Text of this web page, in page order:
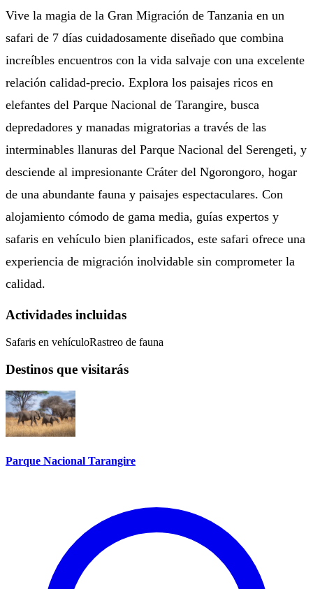
Vive la magia de la Gran Migración de Tanzania en un
safari de 7 días cuidadosamente diseñado que combina
increíbles encuentros con la vida salvaje con una excelente
relación calidad-precio. Explora los paisajes ricos en
elefantes del Parque Nacional de Tarangire, busca
depredadores y manadas migratorias a través de las
interminables llanuras del Parque Nacional del Serengeti, y
desciende al impresionante Cráter del Ngorongoro, hogar
de una abundante fauna y paisajes espectaculares. Con
alojamiento cómodo de gama media, guías expertos y
safaris en vehículo bien planificados, este safari ofrece una
experiencia de migración inolvidable sin comprometer la
calidad.
Actividades incluidas
Safaris en vehículoRastreo de fauna
Destinos que visitarás
Parque Nacional Tarangire